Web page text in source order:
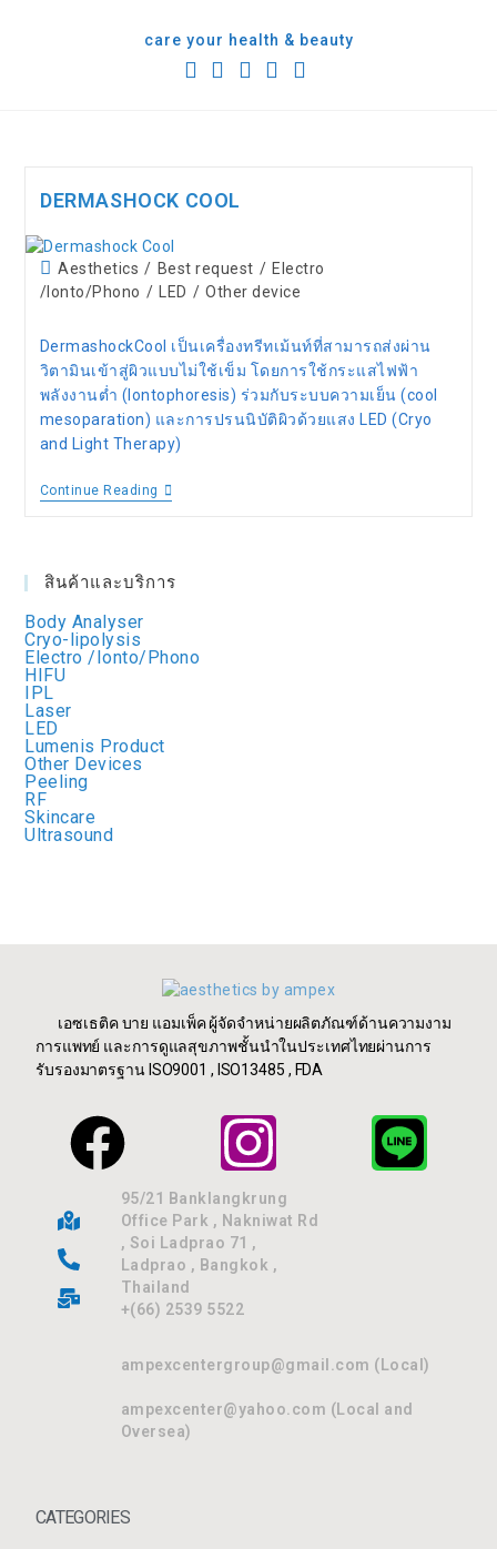
care your health & beauty
DERMASHOCK COOL
Aesthetics / Best request / Electro
/Ionto/Phono / LED / Other device
DermashockCool เป็นเครื่องทรีทเม้นท์ที่สามารถส่งผ่าน
วิตามินเข้าสู่ผิวแบบไม่ใช้เข็ม โดยการใช้กระแสไฟฟ้า
พลังงานต่ำ (Iontophoresis) ร่วมกับระบบความเย็น (cool
mesoparation) และการปรนนิบัติผิวด้วยแสง LED (Cryo
and Light Therapy)
Continue Reading
สินค้าและบริการ
Body Analyser
Cryo-lipolysis
Electro /Ionto/Phono
HIFU
IPL
Laser
LED
Lumenis Product
Other Devices
Peeling
RF
Skincare
Ultrasound
เอซเธติค บาย แอมเพ็ค ผู้จัดจำหน่ายผลิตภัณฑ์ด้านความงาม
การแพทย์ และการดูแลสุขภาพชั้นนำในประเทศไทยผ่านการ
รับรองมาตรฐาน ISO9001 , ISO13485 , FDA
95/21 Banklangkrung
Office Park , Nakniwat Rd
, Soi Ladprao 71 ,
Ladprao , Bangkok ,
Thailand
+(66) 2539 5522
ampexcentergroup@gmail.com (Local)
ampexcenter@yahoo.com (Local and
Oversea)
CATEGORIES